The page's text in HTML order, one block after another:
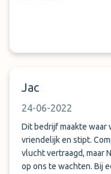
Jac
24-06-2022
Dit bedrijf maakte waar
vriendelijk en stipt. Complimenten. Bij
vlucht vertraagd, maar
op ons te wachten. Bij een volgende gelegenheid zullen we